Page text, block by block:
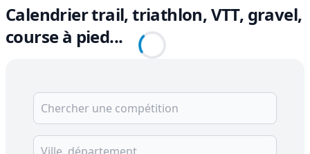
Calendrier trail, triathlon, VTT, gravel,
course à pied...